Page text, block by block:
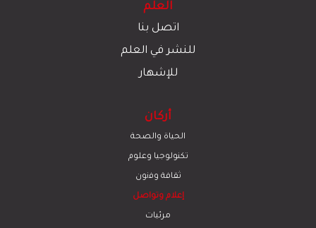
العلم
اتصل بنا
للنشر في العلم
للإشهار
أركان
الحياة والصحة
تكنولوجيا وعلوم
ﺛﻘﺎﻓﺔ وﻓﻧون
إعلام وتواصل
مرئيات